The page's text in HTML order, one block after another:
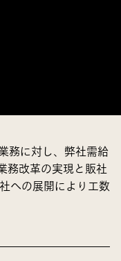
務に対し、弊社需給
務改革の実現と販社
への展開により工数